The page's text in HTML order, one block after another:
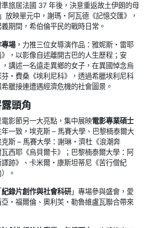
旅居法國 37 年後，決意重返故土伊朗的母
放映單元中，謝瑪・阿瓦德《記憶交匯》，
期間，希伯倫平民的戰時日常。
場，力推三位女導演作品：雅妮斯・雷耶
，以影像自述離開古巴的人生歷程；安
講述一名遠走異鄉的女子，在異國悼念烏
・費桑《埃利尼科》，透過希臘埃利尼科
臘接連遭遇經濟危機的社會圖景。
頭角
電影節另一大亮點，集中展映電影專業碩士
一致，埃克斯 – 馬賽大學、巴黎楠泰爾大
斯 – 馬賽大學：謝琳・濟杜《浪潮奔
西耶《烏貝爾卡》；巴黎楠泰爾大學：阿
跡》、卡米爾・康斯坦蒂尼《苦行僧紀
。
紀錄片創作與社會科研」專場參與盛會，愛
・福爾倫、奧利芙・勒魯維盧瓦聯合帶來